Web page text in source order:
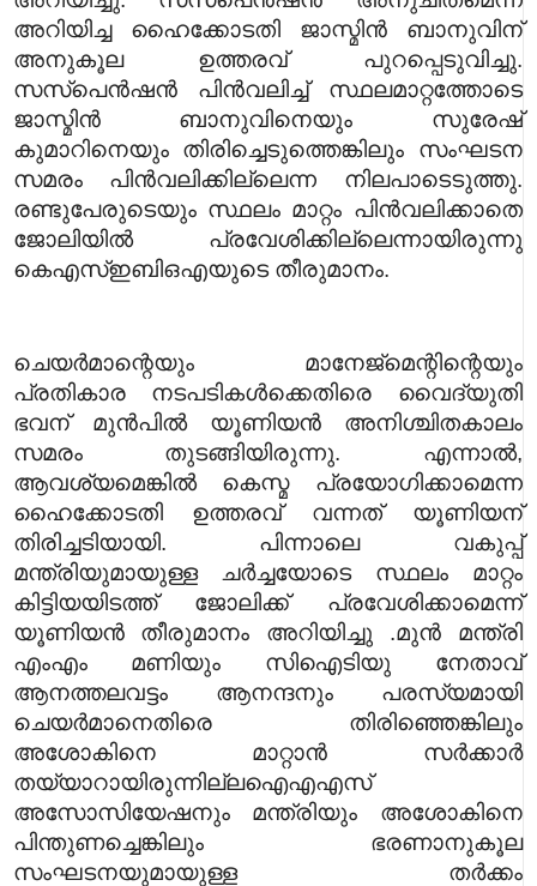
അറിയിച്ച ഹൈക്കോടതി ജാസ്മിന്‍ ബാനുവിന്
അനുകൂല ഉത്തരവ് പുറപ്പെടുവിച്ചു.
സസ്പെന്‍ഷന്‍ പിന്‍വലിച്ച് സ്ഥലമാറ്റത്തോടെ
ജാസ്മിന്‍ ബാനുവിനെയും സുരേഷ്
കുമാറിനെയും തിരിച്ചെടുത്തെങ്കിലും സംഘടന
സമരം പിന്‍വലിക്കില്ലെന്ന നിലപാടെടുത്തു.
രണ്ടുപേരുടെയും സ്ഥലം മാറ്റം പിന്‍വലിക്കാതെ
ജോലിയില്‍ പ്രവേശിക്കില്ലെന്നായിരുന്നു
കെഎസ്ഇബിഒഎയുടെ തീരുമാനം.
ചെയര്‍മാന്റെയും മാനേജ്മെന്റിന്റെയും
പ്രതികാര നടപടികള്‍ക്കെതിരെ വൈദ്യുതി
ഭവന് മുന്‍പില്‍ യൂണിയന്‍ അനിശ്ചിതകാലം
സമരം തുടങ്ങിയിരുന്നു. എന്നാല്‍,
ആവശ്യമെങ്കില്‍ കെസ്മ പ്രയോഗിക്കാമെന്ന
ഹൈക്കോടതി ഉത്തരവ് വന്നത് യൂണിയന്
തിരിച്ചടിയായി. പിന്നാലെ വകുപ്പ്
മന്ത്രിയുമായുള്ള ചര്‍ച്ചയോടെ സ്ഥലം മാറ്റം
കിട്ടിയയിടത്ത് ജോലിക്ക് പ്രവേശിക്കാമെന്ന്
യൂണിയന്‍ തീരുമാനം അറിയിച്ചു .മുന്‍ മന്ത്രി
എംഎം മണിയും സിഐടിയു നേതാവ്
ആനത്തലവട്ടം ആനന്ദനും പരസ്യമായി
ചെയര്‍മാനെതിരെ തിരിഞ്ഞെങ്കിലും
അശോകിനെ മാറ്റാന്‍ സര്‍ക്കാര്‍
തയ്യാറായിരുന്നില്ലഐഎഎസ്
അസോസിയേഷനും മന്ത്രിയും അശോകിനെ
പിന്തുണച്ചെങ്കിലും ഭരണാനുകൂല
സംഘടനയുമായുള്ള തര്‍ക്കം